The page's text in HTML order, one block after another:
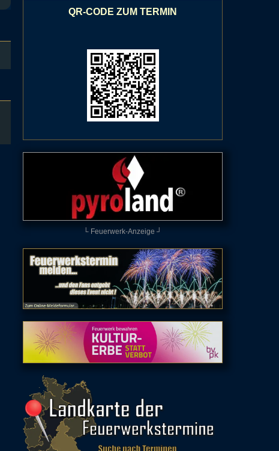
QR-CODE ZUM TERMIN
└ Feuerwerk-Anzeige ┘